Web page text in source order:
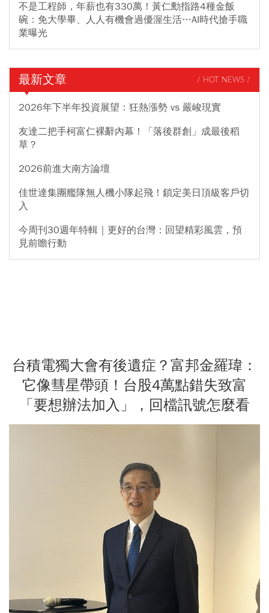
不是工程師，年薪也有330萬！黃仁勳指路4種金飯
碗：免大學畢、人人有機會過優渥生活…AI時代搶手職
業曝光
最新文章 / HOT NEWS /
2026年下半年投資展望：狂熱漲勢 vs 嚴峻現實
友達二把手柯富仁裸辭內幕！「落後群創」成最後稻
草？
2026前進大南方論壇
佳世達集團艦隊無人機小隊起飛！鎖定美日頂級客戶切
入
今周刊30週年特輯｜更好的台灣：回望精彩風雲，預
見前瞻行動
台積電獨大會有後遺症？富邦金羅瑋：
它像彗星帶頭！台股4萬點錯失致富
「要想辦法加入」，回檔訊號怎麼看